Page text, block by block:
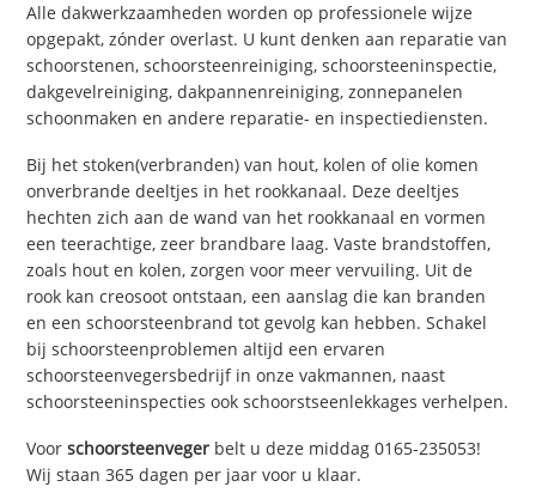
Alle dakwerkzaamheden worden op professionele wijze
opgepakt, zónder overlast. U kunt denken aan reparatie van
schoorstenen, schoorsteenreiniging, schoorsteeninspectie,
dakgevelreiniging, dakpannenreiniging, zonnepanelen
schoonmaken en andere reparatie- en inspectiediensten.
Bij het stoken(verbranden) van hout, kolen of olie komen
onverbrande deeltjes in het rookkanaal. Deze deeltjes
hechten zich aan de wand van het rookkanaal en vormen
een teerachtige, zeer brandbare laag. Vaste brandstoffen,
zoals hout en kolen, zorgen voor meer vervuiling. Uit de
rook kan creosoot ontstaan, een aanslag die kan branden
en een schoorsteenbrand tot gevolg kan hebben. Schakel
bij schoorsteenproblemen altijd een ervaren
schoorsteenvegersbedrijf in onze vakmannen, naast
schoorsteeninspecties ook schoorstseenlekkages verhelpen.
Voorschoorsteenveger belt u deze middag 0165-235053!
Wij staan 365 dagen per jaar voor u klaar.